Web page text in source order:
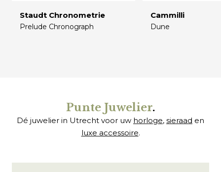
Staudt Chronometrie
Prelude Chronograph
Cammilli
Dune
Punte Juwelier.
Dé juwelier in Utrecht voor uw horloge, sieraad en
luxe accessoire.